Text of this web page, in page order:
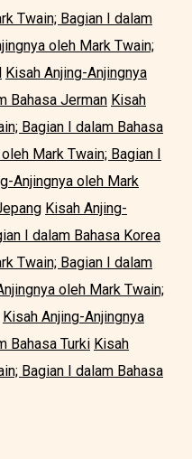
Twain; Bagian I dalam
oleh Mark Twain;
Kisah Anjing-Anjingnya
Bahasa Jerman Kisah
Bagian I dalam Bahasa
Mark Twain; Bagian I
Anjingnya oleh Mark
Kisah Anjing-
I dalam Bahasa Korea
Twain; Bagian I dalam
oleh Mark Twain;
Kisah Anjing-Anjingnya
Bahasa Turki Kisah
Bagian I dalam Bahasa